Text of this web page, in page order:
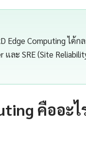
Edge Computing ได้ก
และ SRE (Site
คืออะ